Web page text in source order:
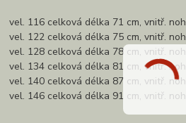
vel. 116 celková délka 71 cm, vnitř.
vel. 122 celková délka 75 cm, vnitř.
vel. 128 celková délka 78 cm, vnitř.
vel. 134 celková délka 81 cm, vnitř.
vel. 140 celková délka 87 cm, vnitř.
vel. 146 celková délka 91 cm, vnitř.